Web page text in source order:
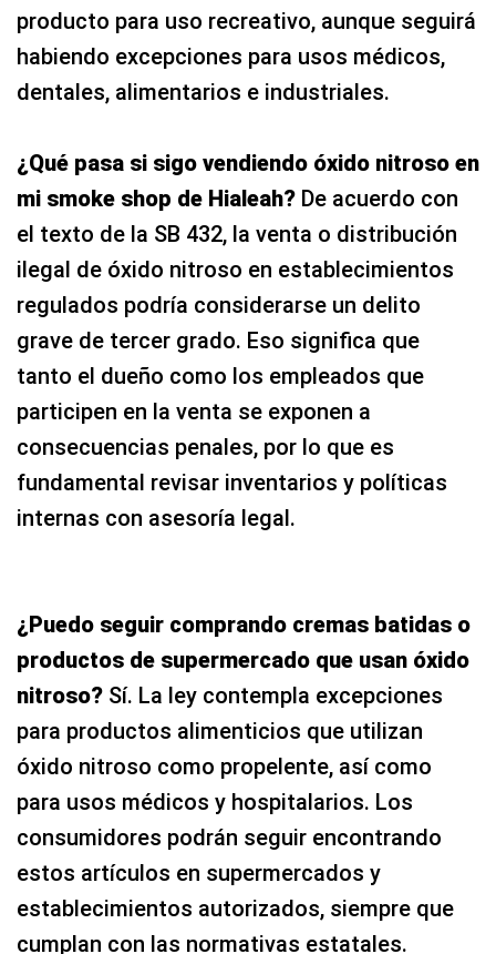
producto para uso recreativo, aunque seguirá
habiendo excepciones para usos médicos,
dentales, alimentarios e industriales.
¿Qué pasa si sigo vendiendo óxido nitroso en
mi smoke shop de Hialeah? De acuerdo con
el texto de la SB 432, la venta o distribución
ilegal de óxido nitroso en establecimientos
regulados podría considerarse un delito
grave de tercer grado. Eso significa que
tanto el dueño como los empleados que
participen en la venta se exponen a
consecuencias penales, por lo que es
fundamental revisar inventarios y políticas
internas con asesoría legal.
¿Puedo seguir comprando cremas batidas o
productos de supermercado que usan óxido
nitroso? Sí. La ley contempla excepciones
para productos alimenticios que utilizan
óxido nitroso como propelente, así como
para usos médicos y hospitalarios. Los
consumidores podrán seguir encontrando
estos artículos en supermercados y
establecimientos autorizados, siempre que
cumplan con las normativas estatales.